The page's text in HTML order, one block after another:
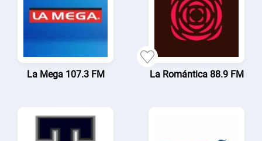
La Mega 107.3 FM La Romántica 88.9 FM